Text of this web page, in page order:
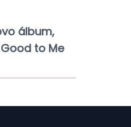
álbum,
to Me